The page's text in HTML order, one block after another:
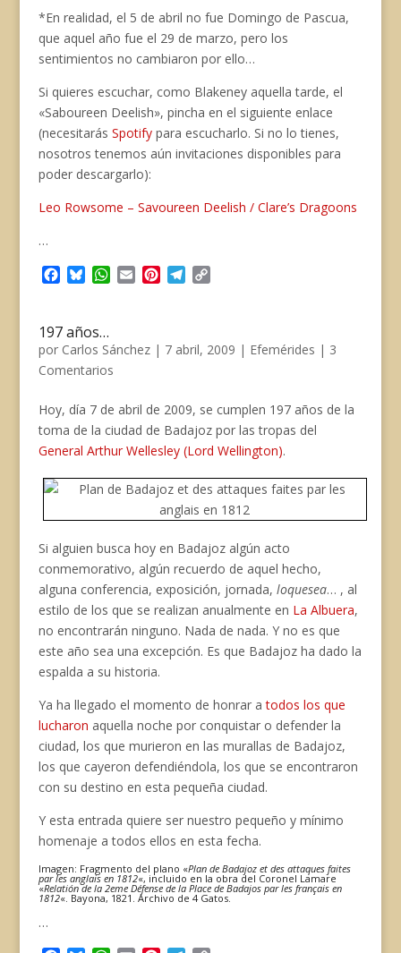
*En realidad, el 5 de abril no fue Domingo de Pascua,
que aquel año fue el 29 de marzo, pero los
sentimientos no cambiaron por ello…
Si quieres escuchar, como Blakeney aquella tarde, el
«Saboureen Deelish», pincha en el siguiente enlace
(necesitarás Spotify para escucharlo. Si no lo tienes,
nosotros tenemos aún invitaciones disponibles para
poder descargarlo):
Leo Rowsome – Savoureen Deelish / Clare’s Dragoons
…
e
b
o
e
s
k
W
s
A
l
e
t
g
L
197 años…
por Carlos Sánchez| 7 abril, 2009 | Efemérides | 3
Comentarios
Hoy, día 7 de abril de 2009, se cumplen 197 años de la
toma de la ciudad de Badajoz por las tropas del
General Arthur Wellesley (Lord Wellington).
Si alguien busca hoy en Badajoz algún acto
conmemorativo, algún recuerdo de aquel hecho,
alguna conferencia, exposición, jornada, loquesea… , al
estilo de los que se realizan anualmente en La Albuera,
no encontrarán ninguno. Nada de nada. Y no es que
este año sea una excepción. Es que Badajoz ha dado la
espalda a su historia.
Ya ha llegado el momento de honrar atodos los que
lucharon aquella noche por conquistar o defender la
ciudad, los que murieron en las murallas de Badajoz,
los que cayeron defendiéndola, los que se encontraron
con su destino en esta pequeña ciudad.
Y esta entrada quiere ser nuestro pequeño y mínimo
homenaje a todos ellos en esta fecha.
Imagen: Fragmento del plano «Plan de Badajoz et des attaques faites
par les anglais en 1812«, incluido en la obra del Coronel Lamare
«Relatión de la 2eme Défense de la Place de Badajos par les français en
1812«. Bayona, 1821. Archivo de 4 Gatos.
…